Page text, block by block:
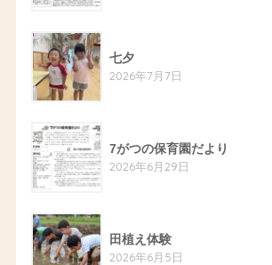
七夕
2026年7月7日
7がつの保育園だより
2026年6月29日
田植え体験
2026年6月5日